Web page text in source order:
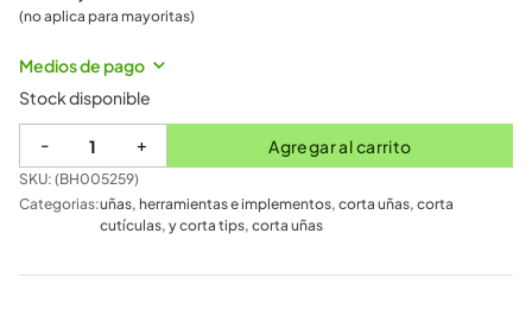
(no aplica para mayoritas)
Medios de pago
Stock disponible
- + Agregar al carrito
SKU: (BH005259)
Categorias:uñas, herramientas e implementos, corta uñas, corta
cutículas, y corta tips, corta uñas